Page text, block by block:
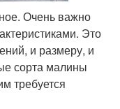
Очень важно
Это
и размеру, и
сорта малины
требуется